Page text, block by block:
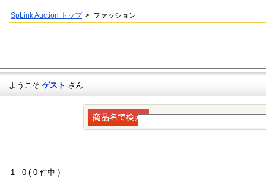
SpLink Auction トップ> ファッション
ようこそ ゲスト さん
1 - 0 ( 0 件中 )